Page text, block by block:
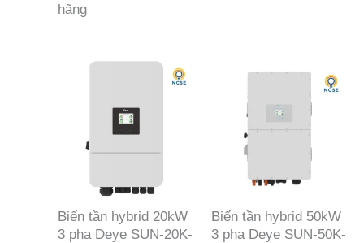
hãng
Biến tần hybrid 20kW
3 pha Deye SUN-20K-
Biến tần hybrid 50kW
3 pha Deye SUN-50K-